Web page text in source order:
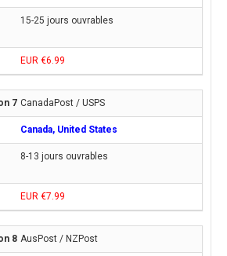
15-25 jours ouvrables
EUR €6.99
CanadaPost / USPS
Canada, United States
8-13 jours ouvrables
EUR €7.99
AusPost / NZPost